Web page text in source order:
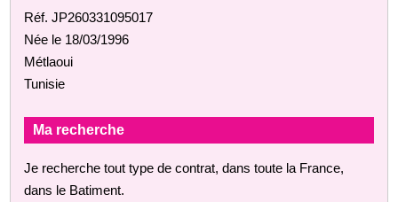
Réf. JP260331095017
Née le 18/03/1996
Métlaoui
Tunisie
Ma recherche
Je recherche tout type de contrat, dans toute la France,
dans le Batiment.